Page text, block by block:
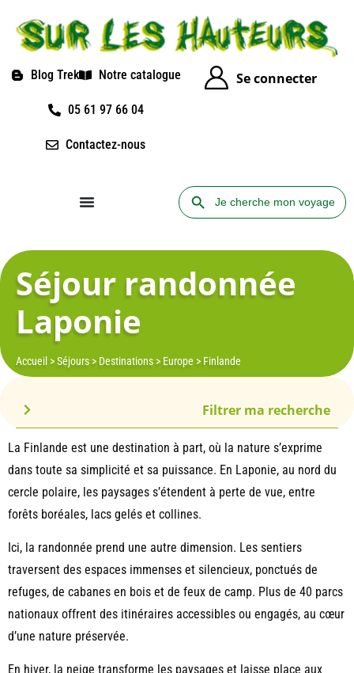
Blog Trek Notre catalogue
05 61 97 66 04
Contactez-nous
Se connecter
Search
for:
Search Button
Séjour randonnée
Laponie
Accueil >Séjours > Destinations > Europe > Finlande
Filtrer ma recherche
La Finlande est une destination à part, où la nature s’exprime
dans toute sa simplicité et sa puissance. En Laponie, au nord du
cercle polaire, les paysages s’étendent à perte de vue, entre
forêts boréales, lacs gelés et collines.
Ici, la randonnée prend une autre dimension. Les sentiers
traversent des espaces immenses et silencieux, ponctués de
refuges, de cabanes en bois et de feux de camp. Plus de 40 parcs
nationaux offrent des itinéraires accessibles ou engagés, au cœur
d’une nature préservée.
En hiver, la neige transforme les paysages et laisse place aux